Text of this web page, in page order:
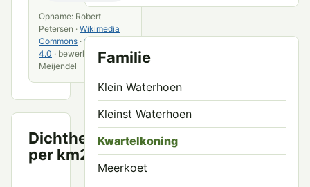
Opname: Robert
Petersen · Wikimedia
Commons · CC BY-SA
4.0 · bewerkt door VWG
Meijendel
Dichtheid
per km2
Territoria
per km²
Familie
Klein Waterhoen
Kleinst Waterhoen
Kwartelkoning
Meerkoet